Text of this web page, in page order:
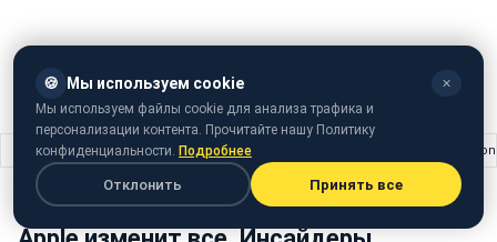
Пенсионный возраст Здоровое питание
Главная › Жизнь › Apple изменит все. Инсайдеры раскрыли, что ждет
ЖИЗНЬ
🍪 Мы используем cookie ✕
Мы используем файлы cookie для анализа трафика и
персонализации контента. Прочитайте нашу Политику
конфиденциальности. Подробнее
Отклонить Принять все